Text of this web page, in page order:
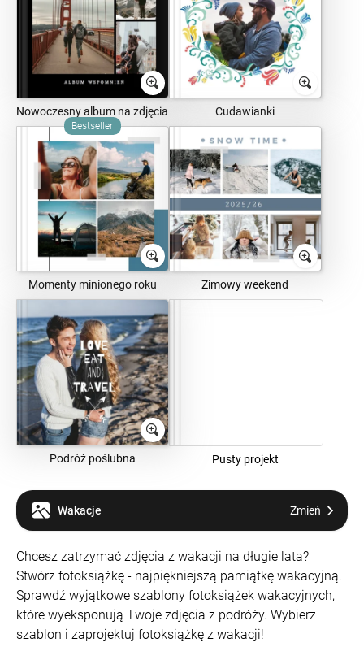
Nowoczesny album na zdjęcia Cudawianki
Bestseller
Momenty minionego roku Zimowy weekend
Podróż poślubna Pusty projekt
Wakacje Zmień
Chcesz zatrzymać zdjęcia z wakacji na długie lata?
Stwórz fotoksiążkę - najpiękniejszą pamiątkę wakacyjną.
Sprawdź wyjątkowe szablony fotoksiążek wakacyjnych,
które wyeksponują Twoje zdjęcia z podróży. Wybierz
szablon i zaprojektuj fotoksiążkę z wakacji!